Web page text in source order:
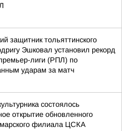
защитник тольяттинского
Эшковал установил рекорд
лиги (РПЛ) по
ударам за матч
состоялось
открытие обновленного
филиала ЦСКА